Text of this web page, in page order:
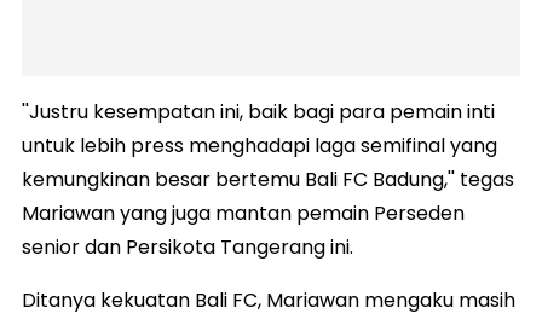
''Justru kesempatan ini, baik bagi para pemain inti
untuk lebih press menghadapi laga semifinal yang
kemungkinan besar bertemu Bali FC Badung,'' tegas
Mariawan yang juga mantan pemain Perseden
senior dan Persikota Tangerang ini.
Ditanya kekuatan Bali FC, Mariawan mengaku masih